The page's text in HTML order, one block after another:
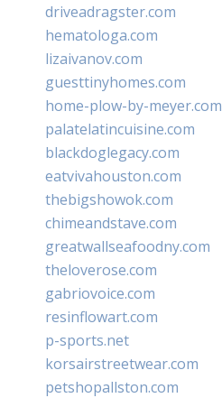
driveadragster.com
hematologa.com
lizaivanov.com
guesttinyhomes.com
home-plow-by-meyer.com
palatelatincuisine.com
blackdoglegacy.com
eatvivahouston.com
thebigshowok.com
chimeandstave.com
greatwallseafoodny.com
theloverose.com
gabriovoice.com
resinflowart.com
p-sports.net
korsairstreetwear.com
petshopallston.com